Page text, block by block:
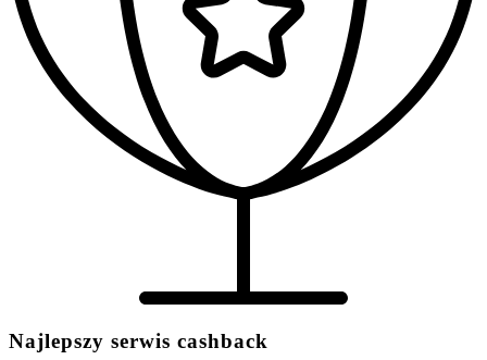
Najlepszy serwis cashback